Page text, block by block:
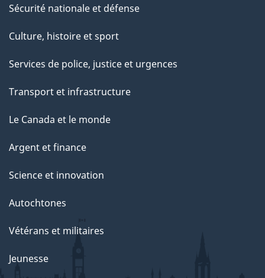
Sécurité nationale et défense
Culture, histoire et sport
Services de police, justice et urgences
Transport et infrastructure
Le Canada et le monde
Argent et finance
Science et innovation
Autochtones
Vétérans et militaires
Jeunesse